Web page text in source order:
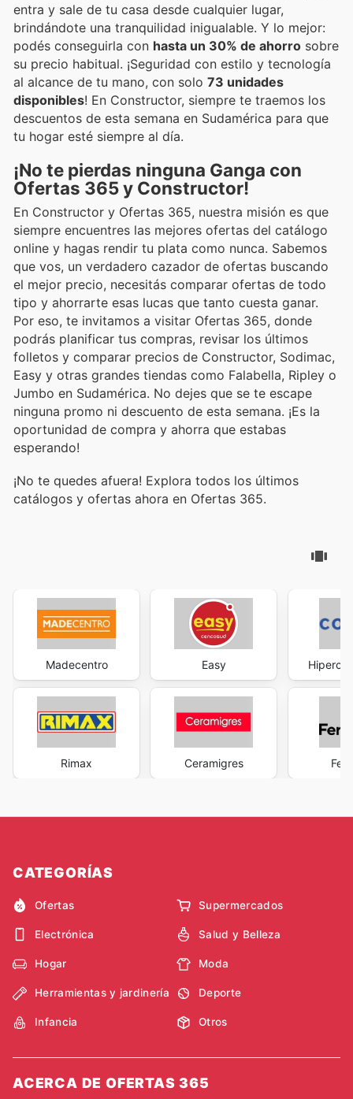
entra y sale de tu casa desde cualquier lugar,
brindándote una tranquilidad inigualable. Y lo mejor:
podés conseguirla con hasta un 30% de ahorro sobre
su precio habitual. ¡Seguridad con estilo y tecnología
al alcance de tu mano, con solo 73 unidades
disponibles! En Constructor, siempre te traemos los
descuentos de esta semana en Sudamérica para que
tu hogar esté siempre al día.
¡No te pierdas ninguna Ganga con
Ofertas 365 y Constructor!
En Constructor y Ofertas 365, nuestra misión es que
siempre encuentres las mejores ofertas del catálogo
online y hagas rendir tu plata como nunca. Sabemos
que vos, un verdadero cazador de ofertas buscando
el mejor precio, necesitás comparar ofertas de todo
tipo y ahorrarte esas lucas que tanto cuesta ganar.
Por eso, te invitamos a visitar Ofertas 365, donde
podrás planificar tus compras, revisar los últimos
folletos y comparar precios de Constructor, Sodimac,
Easy y otras grandes tiendas como Falabella, Ripley o
Jumbo en Sudamérica. No dejes que se te escape
ninguna promo ni descuento de esta semana. ¡Es la
oportunidad de compra y ahorra que estabas
esperando!
¡No te quedes afuera! Explora todos los últimos
catálogos y ofertas ahora en Ofertas 365.
Madecentro
Rimax
Easy
Ceramigres
CATEGORÍAS
Ofertas Supermercados
Electrónica Salud y Belleza
Hogar Moda
Herramientas y jardinería Deporte
Infancia Otros
ACERCA DE OFERTAS 365